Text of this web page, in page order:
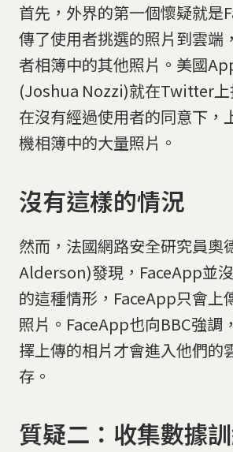
首先，外界的第一個懷疑就是
傳了使用者挑選的照片到雲端
者相簿中的其他照片。美國
(Joshua Nozzi)就在Twitter上
在沒有經過使用者的同意下，
機相簿中的大量照片。
沒有這樣的情況
然而，法國網路安全研究員奧
Alderson)發現，FaceApp並
的這種情形，FaceApp只會上
照片。FaceApp也向BBC強調
擇上傳的相片才會進入他們的
存。
質疑二：收集數據